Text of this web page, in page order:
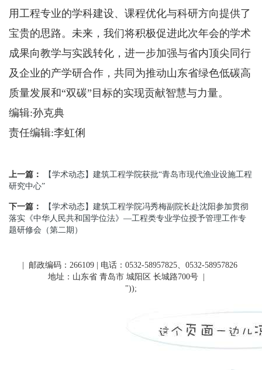
用工程专业的学科建设、课程优化与科研方向提供了
宝贵的思路。未来，我们将积极促进此次年会的学术
成果向教学与实践转化，进一步加强与省内顶尖同行
及企业的产学研合作，共同为推动山东省绿色低碳高
质量发展和“双碳”目标的实现贡献智慧与力量。
编辑:孙克典
责任编辑:李虹俐
上一篇：
【学术动态】建筑工程学院获批“青岛市现代渔业设施工程
研究中心”
下一篇：
【学术动态】建筑工程学院冯秀梅副院长赴沈阳参加贯彻
落实《中华人民共和国学位法》—工程类专业学位授予管理工作专
题研修会（第二期）
| 邮政编码：266109 | 电话：0532-58957825、0532-58957826
地址：山东省 青岛市 城阳区 长城路700号 |
"));